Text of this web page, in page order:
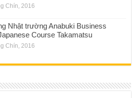
Chín, 2016
Nhật trường Anabuki Business
Course Takamatsu
Chín, 2016